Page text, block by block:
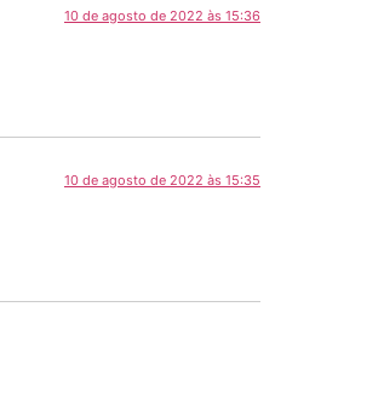
10 de agosto de 2022 às 15:36
10 de agosto de 2022 às 15:35